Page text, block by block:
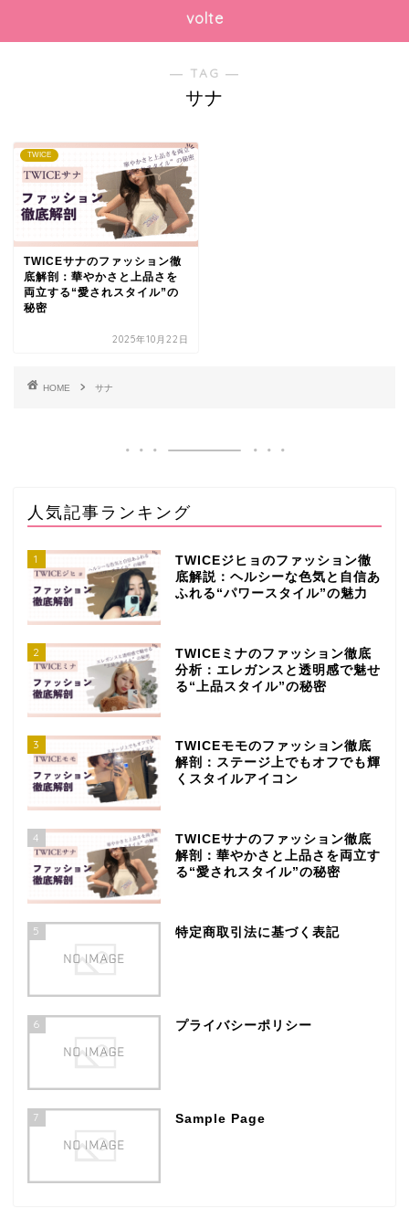
volte
― TAG ―
サナ
TWICE
TWICEサナのファッション徹
底解剖：華やかさと上品さを
両立する“愛されスタイル”の
秘密
2025年10月22日
HOME サナ
人気記事ランキング
1
TWICEジヒョのファッション徹
底解説：ヘルシーな色気と自信あ
ふれる“パワースタイル”の魅力
2
TWICEミナのファッション徹底
分析：エレガンスと透明感で魅せ
る“上品スタイル”の秘密
3
TWICEモモのファッション徹底
解剖：ステージ上でもオフでも輝
くスタイルアイコン
4
TWICEサナのファッション徹底
解剖：華やかさと上品さを両立す
る“愛されスタイル”の秘密
5 特定商取引法に基づく表記
6 プライバシーポリシー
7 Sample Page